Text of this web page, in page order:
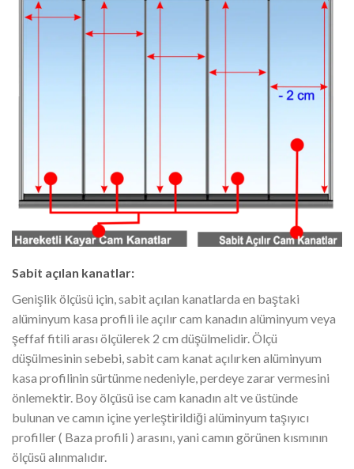
Sabit açılan kanatlar:
Genişlik ölçüsü için, sabit açılan kanatlarda en baştaki
alüminyum kasa profili ile açılır cam kanadın alüminyum veya
şeffaf fitili arası ölçülerek 2 cm düşülmelidir. Ölçü
düşülmesinin sebebi, sabit cam kanat açılırken alüminyum
kasa profilinin sürtünme nedeniyle, perdeye zarar vermesini
önlemektir. Boy ölçüsü ise cam kanadın alt ve üstünde
bulunan ve camın içine yerleştirildiği alüminyum taşıyıcı
profiller ( Baza profili ) arasını, yani camın görünen kısmının
ölçüsü alınmalıdır.